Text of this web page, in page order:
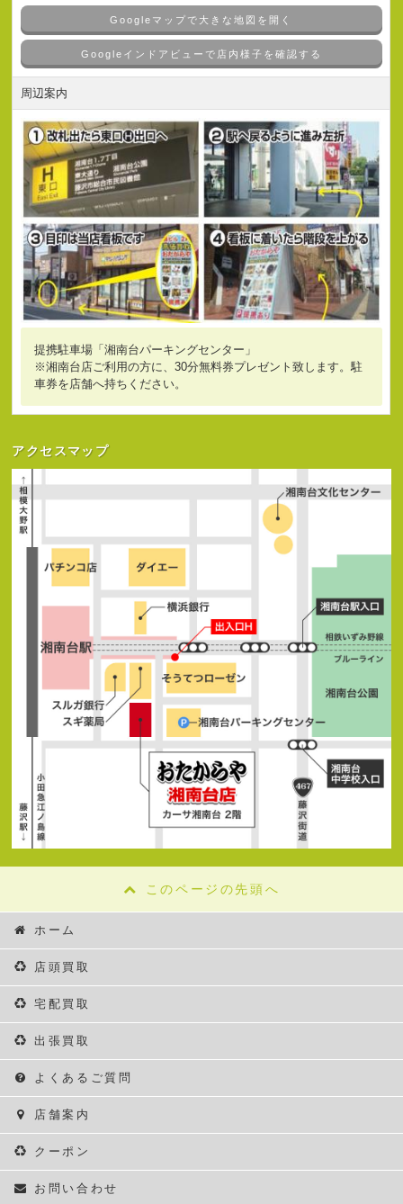
Googleマップで大きな地図を開く
Googleインドアビューで店内様子を確認する
周辺案内
提携駐車場「湘南台パーキングセンター」
※湘南台店ご利用の方に、30分無料券プレゼント致します。駐
車券を店舗へ持ちください。
アクセスマップ
このページの先頭へ
ホーム
店頭買取
宅配買取
出張買取
よくあるご質問
店舗案内
クーポン
お問い合わせ